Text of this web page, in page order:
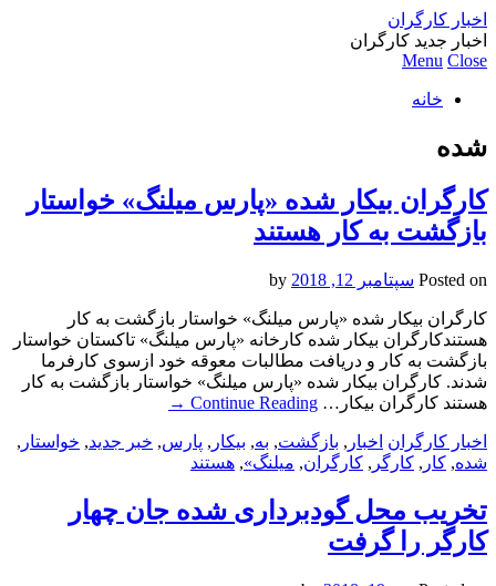
اخبار کارگران
اخبار جدید کارگران
Menu Close
خانه
شده
کارگران بیکار شده «پارس میلنگ» خواستار
بازگشت به کار هستند
Posted on سپتامبر 12, 2018
کارگران بیکار شده «پارس میلنگ» خواستار بازگشت به کار
هستندکارگران بیکار شده کارخانه «پارس میلنگ» تاکستان خواستار
بازگشت به کار و دریافت مطالبات معوقه خود ازسوی کارفرما
شدند. کارگران بیکار شده «پارس میلنگ» خواستار بازگشت به کار
هستند کارگران بیکار… Continue Reading
→
اخبار کارگران اخبار , بازگشت, به, بیکار , پارس, خبر جدید, خواستار ,
شده, کار , کارگر , کارگران, میلنگ», هستند
تخریب محل گودبرداری شده جان چهار
کارگر را گرفت